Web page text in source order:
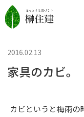
家具のカビ。
2016.02.13
カビというと梅雨の